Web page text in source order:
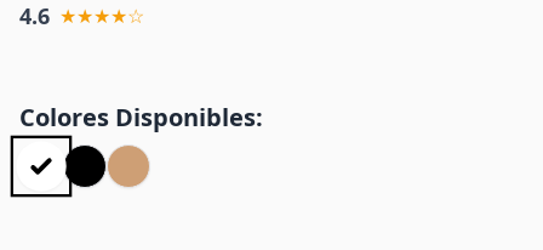
4.6 ★★★★☆
Colores Disponibles: